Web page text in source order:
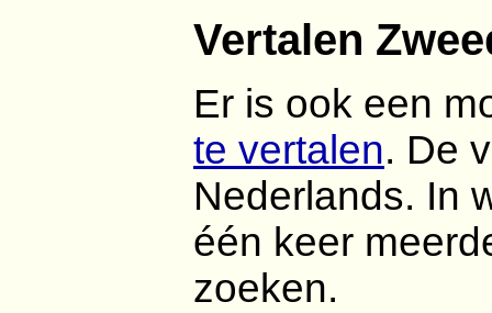
Vertalen
Er is ook een
te vertalen. De
Nederlands. In
één keer
zoeken.